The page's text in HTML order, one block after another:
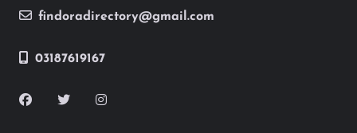
findoradirectory@gmail.com
03187619167